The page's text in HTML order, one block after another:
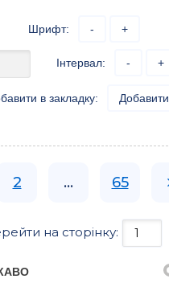
Шрифт: - +
Інтервал: - +
в закладку: Добавити
2 ... 65
на сторінку: